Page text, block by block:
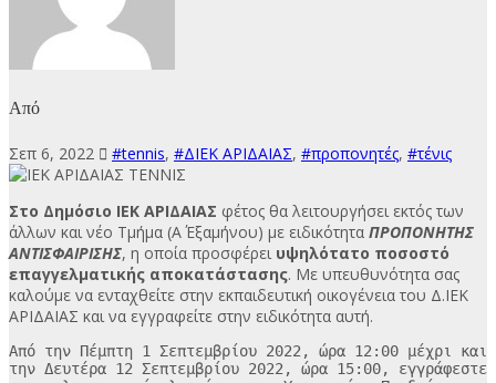
Από
Σεπ 6, 2022 #tennis, #ΔΙΕΚ ΑΡΙΔΑΙΑΣ, #προπονητές, #τένις
Στο Δημόσιο ΙΕΚ ΑΡΙΔΑΙΑΣ φέτος θα λειτουργήσει εκτός των
άλλων και νέο Τμήμα (Α΄ Εξαμήνου) με ειδικότητα ΠΡΟΠΟΝΗΤΗΣ
ΑΝΤΙΣΦΑΙΡΙΣΗΣ, η οποία προσφέρει υψηλότατο ποσοστό
επαγγελματικής αποκατάστασης. Με υπευθυνότητα σας
καλούμε να ενταχθείτε στην εκπαιδευτική οικογένεια του Δ.ΙΕΚ
ΑΡΙΔΑΙΑΣ και να εγγραφείτε στην ειδικότητα αυτή.
Από την Πέμπτη 1 Σεπτεμβρίου 2022, ώρα 12:00 μέχρι και
την Δευτέρα 12 Σεπτεμβρίου 2022, ώρα 15:00, εγγράφεστε